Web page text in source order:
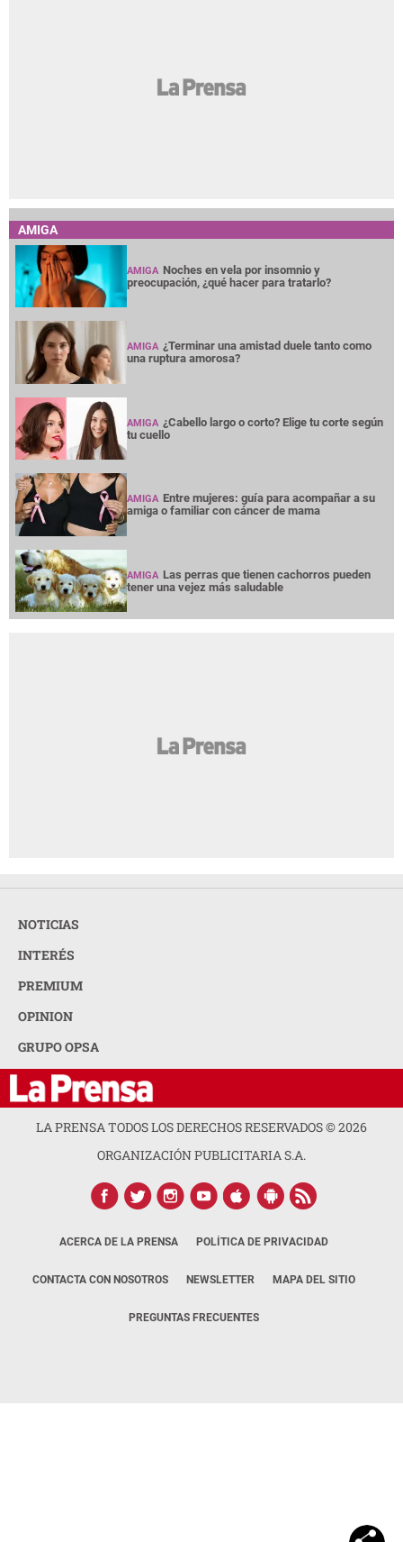
AMIGA
AMIGA Noches en vela por insomnio y
preocupación, ¿qué hacer para tratarlo?
AMIGA ¿Terminar una amistad duele tanto como
una ruptura amorosa?
AMIGA ¿Cabello largo o corto? Elige tu corte según
tu cuello
AMIGA Entre mujeres: guía para acompañar a su
amiga o familiar con cáncer de mama
AMIGA Las perras que tienen cachorros pueden
tener una vejez más saludable
NOTICIAS
INTERÉS
PREMIUM
OPINION
GRUPO OPSA
LA PRENSA TODOS LOS DERECHOS RESERVADOS ©2026
ORGANIZACIÓN PUBLICITARIA S.A.
ACERCA DE LA PRENSA POLÍTICA DE PRIVACIDAD
CONTACTA CON NOSOTROS NEWSLETTER MAPA DEL SITIO
PREGUNTAS FRECUENTES